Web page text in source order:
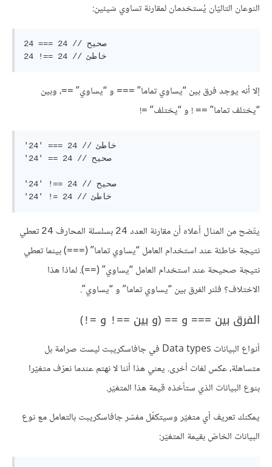
النوعان التاليّان يُستخدمان لمقارنة تساوي شيئين:
24 === 24 // صحيح
إلا أنه يوجد فرق بين “يساوي تماما” === و “يساوي” ==، وبين
“يختلف تماما” == ! و “يختلف” =
!
'24' === 24 // خاطئ
'24' == 24 // صحيح
'24' !== 24 // صحيح
يتّضح من المثال أعلاه أن مقارنة العدد 24 بسلسلة المحارف 24 تعطي
نتيجة خاطئة عند استخدام العامل “يساوي تماما” (===) بينما تعطي
نتيجة صحيحة عند استخدام العامل “يساوي” (==). لماذا هذا
الاختلاف؟ فلنر الفرق بين “يساوي تماما” و “يساوي”.
الفرق بين === و == (و بين ==! و =!
)
أنواع البيانات Data types في جافاسكريبت ليست صرامة بل
متساهلة، عكس لغات أخرى. يعني هذا أننا لا نهتم عندما نعرّف متغيّرا
بنوع البيانات الذي ستأخذه قيمة هذا المتغيّر.
يمكنك تعريف أي متغيّر وسيتكفّل مفسّر جافاسكريبت بالتعامل مع نوع
البيانات الخاصّ بقيمة المتغيّر: